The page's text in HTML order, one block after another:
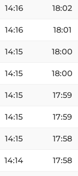
14:16 18:02
14:16 18:01
14:15 18:00
14:15 18:00
14:15 17:59
14:15 17:59
14:15 17:58
14:14 17:58